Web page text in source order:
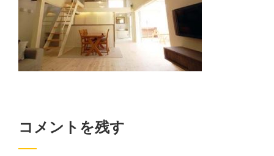
コメントを残す